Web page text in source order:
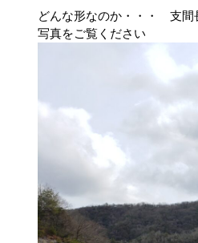
どんな形なのか・・・ 支間
写真をご覧ください